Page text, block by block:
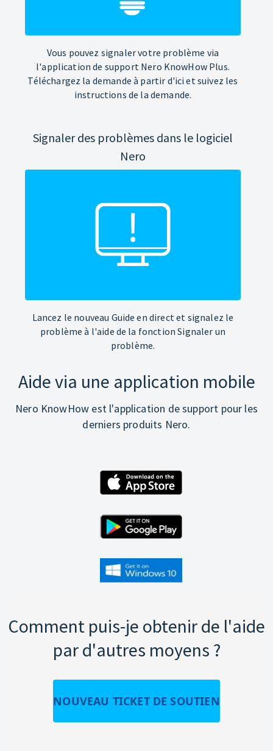
Vous pouvez signaler votre problème via
l'application de support Nero KnowHow Plus.
Téléchargez la demande à partir d'ici et suivez les
instructions de la demande.
Signaler des problèmes dans le logiciel
Nero
Lancez le nouveau Guide en direct et signalez le
problème à l'aide de la fonction Signaler un
problème.
Aide via une application mobile
Nero KnowHow est l'application de support pour les
derniers produits Nero.
Comment puis-je obtenir de l'aide
par d'autres moyens ?
NOUVEAU TICKET DE SOUTIEN